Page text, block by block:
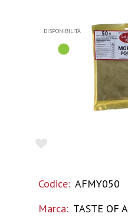
DISPONIBILITÀ
Codice: AFMY050
Marca: TASTE OF